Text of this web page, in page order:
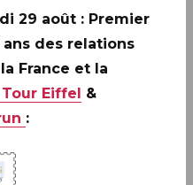
29 août : Premier
des relations
France et la
Eiffel &
: